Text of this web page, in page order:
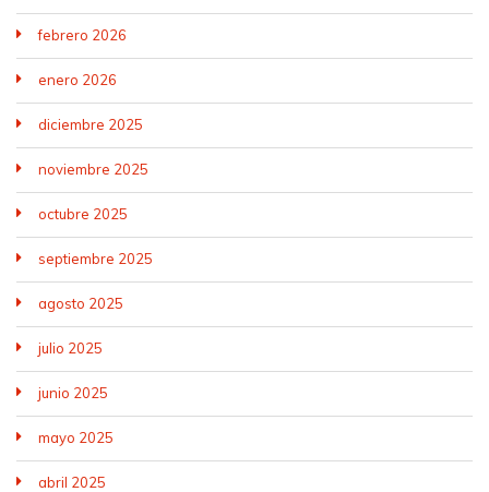
febrero 2026
enero 2026
diciembre 2025
noviembre 2025
octubre 2025
septiembre 2025
agosto 2025
julio 2025
junio 2025
mayo 2025
abril 2025